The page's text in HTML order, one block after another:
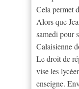
Cela permet
Alors que
samedi pour
Calaisienne
Le droit de
vise les
enseigne.